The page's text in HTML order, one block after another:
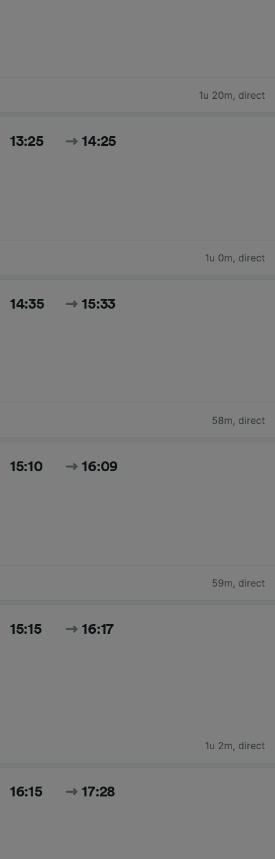
1u 20m, direct
13:25 14:25
1u 0m, direct
14:35 15:33
58m, direct
15:10 16:09
59m, direct
15:15 16:17
1u 2m, direct
16:15 17:28